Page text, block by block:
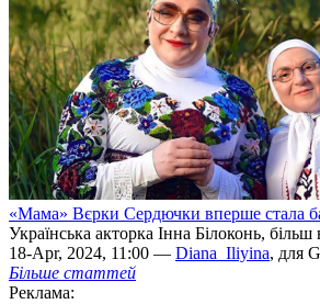
«Мама» Вєрки Сердючки вперше стала
Українська акторка Інна Білоконь,
18-Apr, 2024, 11:00 — Diana_Iliyina, для
Більше статтей
Реклама: